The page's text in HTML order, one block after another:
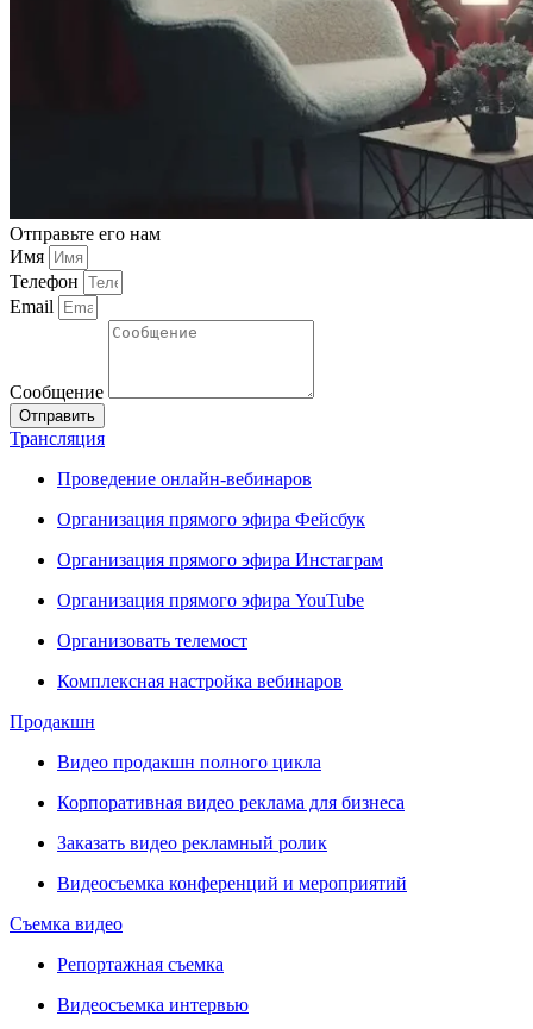
Отправьте его нам
Имя
Телефон
Email
Сообщение
Отправить
Трансляция
Проведение онлайн-вебинаров
Организация прямого эфира Фейсбук
Организация прямого эфира Инстаграм
Организация прямого эфира YouTube
Организовать телемост
Комплексная настройка вебинаров
Продакшн
Видео продакшн полного цикла
Корпоративная видео реклама для бизнеса
Заказать видео рекламный ролик
Видеосъемка конференций и мероприятий
Съемка видео
Репортажная съемка
Видеосъемка интервью